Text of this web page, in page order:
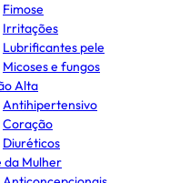
Fimose
Irritações
Lubrificantes pele
Micoses e fungos
Alta
Antihipertensivo
Coração
Diuréticos
da Mulher